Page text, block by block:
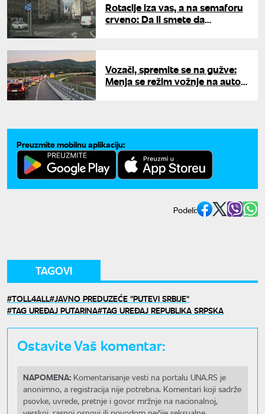
Rotacije iza vas, a na semaforu
crveno: Da li smete da
Vozači, spremite se na gužve:
Menja se režim vožnje na auto-
Preuzmite mobilnu aplikaciju:
Podeli:
TAGOVI
TOLL4ALL JAVNO PREDUZEĆE "PUTEVI SRBIJE"
TAG UREĐAJ PUTARINA TAG UREĐAJ REPUBLIKA SRPSKA
Ostavite Vaš komentar:
NAPOMENA: Komentarisanje vesti na portalu UNA.RS je
anonimno, a registracija nije potrebna. Komentari koji sadrže
psovke, uvrede, pretnje i govor mržnje na nacionalnoj,